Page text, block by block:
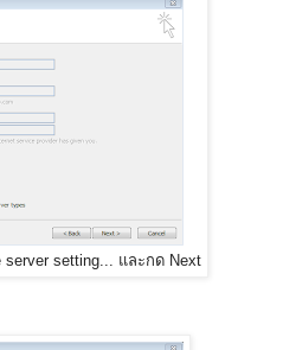
server setting...​ และกด Next